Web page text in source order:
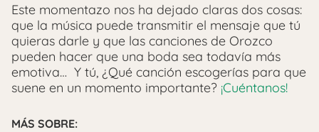
Este momentazo nos ha dejado claras dos cosas:
que la música puede transmitir el mensaje que tú
quieras darle y que las canciones de Orozco
pueden hacer que una boda sea todavía más
emotiva… Y tú, ¿Qué canción escogerías para que
suene en un momento importante? ¡Cuéntanos!
MÁS SOBRE: